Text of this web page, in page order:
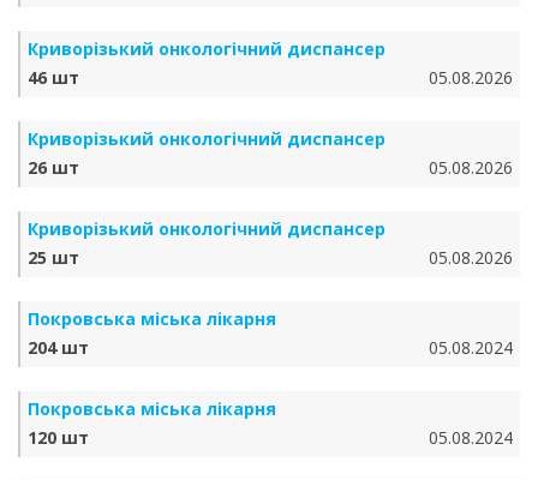
Криворізький онкологічний диспансер
46 шт
05.08.2026
Криворізький онкологічний диспансер
26 шт
05.08.2026
Криворізький онкологічний диспансер
25 шт
05.08.2026
Покровська міська лікарня
204 шт
05.08.2024
Покровська міська лікарня
120 шт
05.08.2024